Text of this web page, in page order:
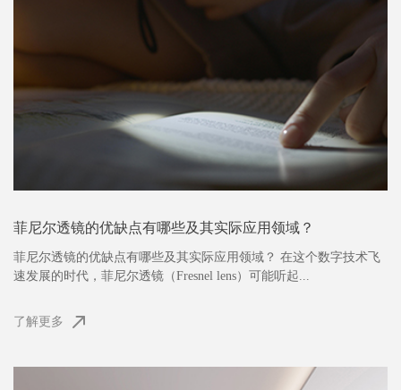
菲尼尔透镜的优缺点有哪些及其实际应用领域？
菲尼尔透镜的优缺点有哪些及其实际应用领域？ 在这个数字技术飞
速发展的时代，菲尼尔透镜（Fresnel lens）可能听起...
了解更多